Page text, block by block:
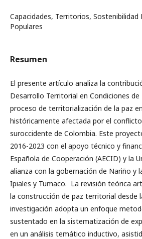
Capacidades, Territorios, Sostenibilidad
Populares
Resumen
El presente artículo analiza la
Desarrollo Territorial en Condiciones de
proceso de territorialización de la paz
históricamente afectada por el
suroccidente de Colombia. Este
2016-2023 con el apoyo técnico y
Española de Cooperación (AECID) y la
alianza con la gobernación de Nariño y
Ipiales y Tumaco. La revisión teórica
la construcción de paz territorial desde
investigación adopta un enfoque
sustentado en la sistematización de
en un análisis temático inductivo,